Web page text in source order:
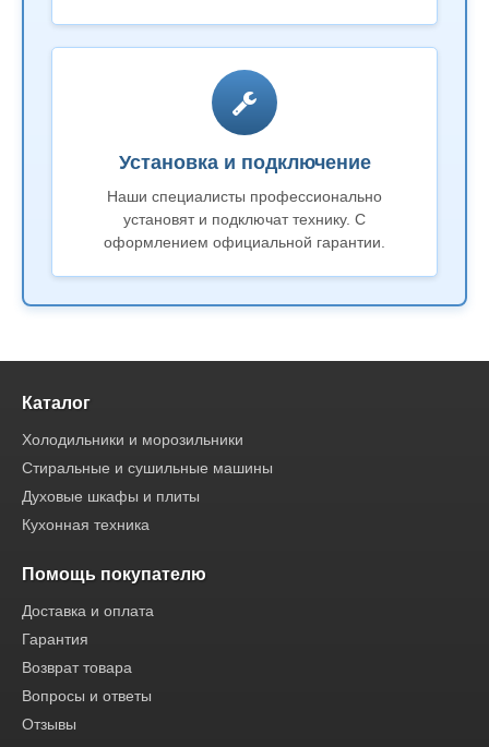
Установка и подключение
Наши специалисты профессионально
установят и подключат технику. С
оформлением официальной гарантии.
Каталог
Холодильники и морозильники
Стиральные и сушильные машины
Духовые шкафы и плиты
Кухонная техника
Помощь покупателю
Доставка и оплата
Гарантия
Возврат товара
Вопросы и ответы
Отзывы